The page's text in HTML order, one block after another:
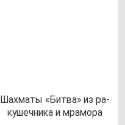
Шах­ма­ты «Бит­ва» из ра­
ку­шеч­ни­ка и мра­мо­ра